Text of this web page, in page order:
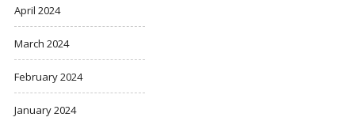
April 2024
March 2024
February 2024
January 2024